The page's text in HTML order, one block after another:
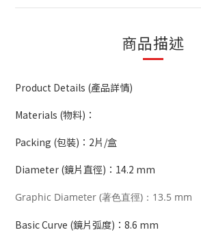
商品描述
Product Details (產品詳情)
Materials (物料)：
Packing (包裝)：2片/盒
Diameter (鏡片直徑)： 14.2 mm
Graphic Diameter (著色直徑)：13.5 mm
Basic Curve (鏡片弧度)： 8.6 mm